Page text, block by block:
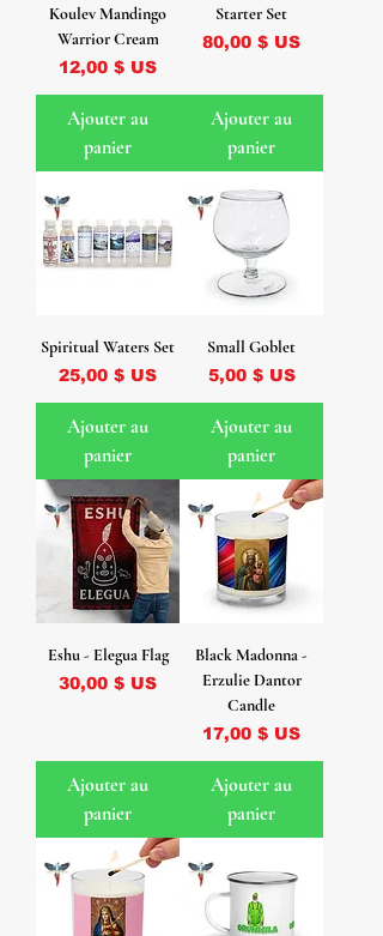
Koulev Mandingo
Warrior Cream
Prix
12,00 $ US
Ajouter au
panier
Starter Set
Prix
80,00 $ US
Ajouter au
panier
Spiritual Waters Set
Prix
25,00 $ US
Ajouter au
panier
Small Goblet
Prix
5,00 $ US
Ajouter au
panier
Eshu - Elegua Flag
Prix
30,00 $ US
Ajouter au
panier
Black Madonna -
Erzulie Dantor
Candle
Prix
17,00 $ US
Ajouter au
panier